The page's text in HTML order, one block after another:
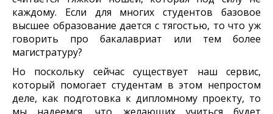
каждому. Если для многих студентов базовое
высшее образование дается с тягостью, то что уж
говорить про бакалавриат или тем более
магистратуру?
Но поскольку сейчас существует наш сервис,
который помогает студентам в этом непростом
деле, как подготовка к дипломному проекту, то
мы надеемся, что желающих учиться будет